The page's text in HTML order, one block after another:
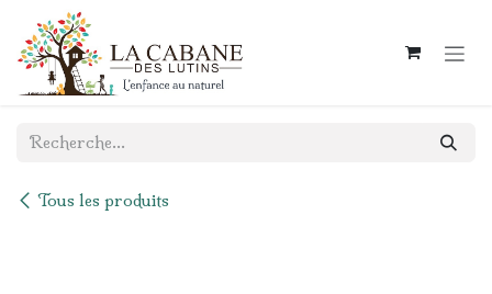
Se rendre au contenu
Tous les produits